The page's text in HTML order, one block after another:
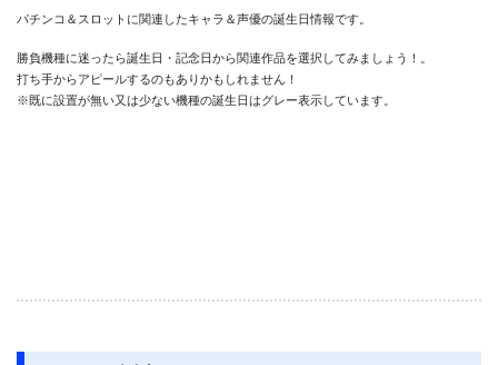
パチンコ＆スロットに関連したキャラ＆声優の誕生日情報です。
勝負機種に迷ったら誕生日・記念日から関連作品を選択してみましょう！。
打ち手からアピールするのもありかもしれません！
※既に設置が無い又は少ない機種の誕生日はグレー表示しています。